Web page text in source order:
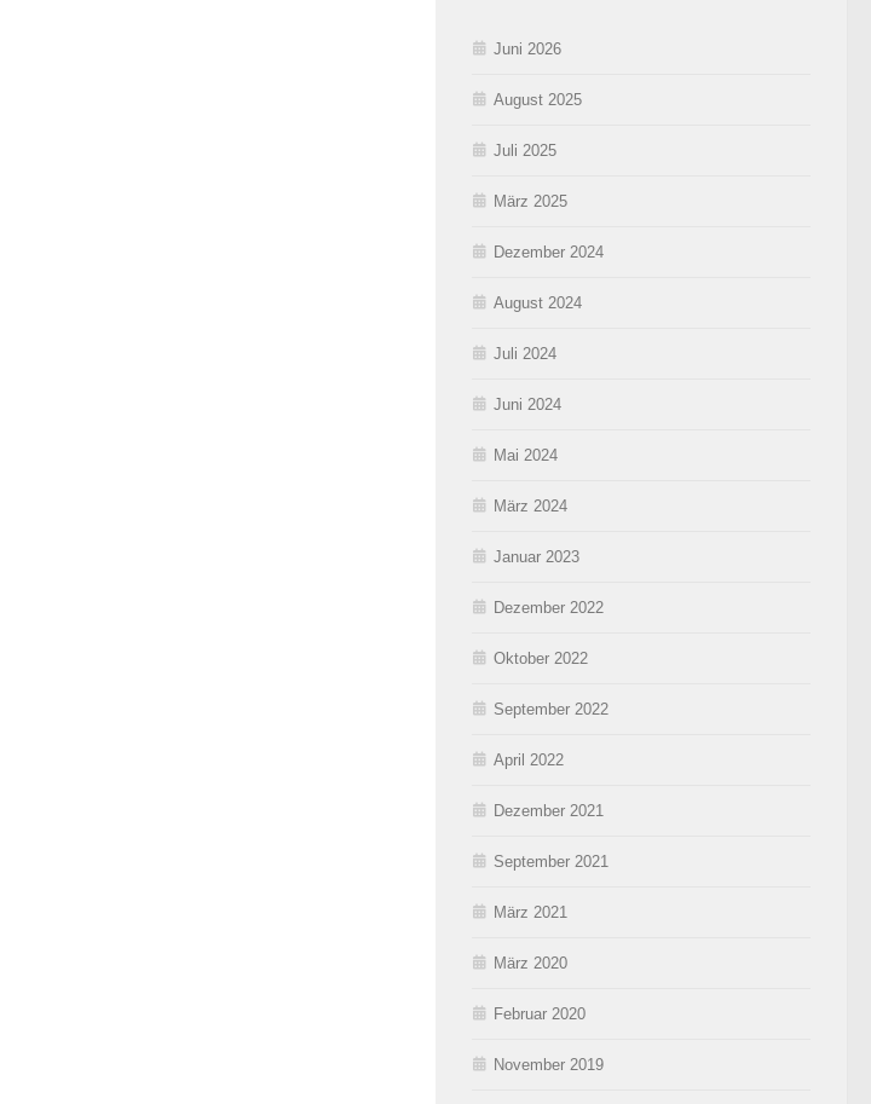
Juni 2026
August 2025
Juli 2025
März 2025
Dezember 2024
August 2024
Juli 2024
Juni 2024
Mai 2024
März 2024
Januar 2023
Dezember 2022
Oktober 2022
September 2022
April 2022
Dezember 2021
September 2021
März 2021
März 2020
Februar 2020
November 2019